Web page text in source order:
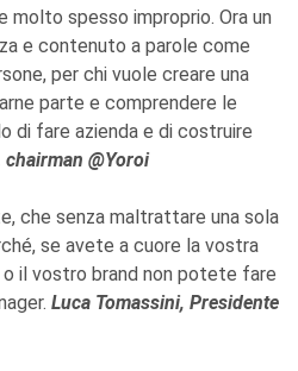
molto spesso improprio. Ora un
e contenuto a parole come
per chi vuole creare una
parte e comprendere le
di fare azienda e di costruire
@Yoroi
che senza maltrattare una sola
se avete a cuore la vostra
il vostro brand non potete fare
Luca Tomassini, Presidente